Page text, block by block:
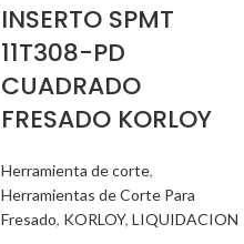
INSERTO SPMT
11T308-PD
CUADRADO
FRESADO KORLOY
Herramienta de corte,
Herramientas de Corte Para
Fresado, KORLOY, LIQUIDACION